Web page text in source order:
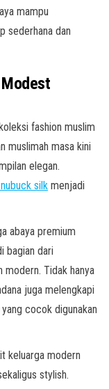
mampu
sederhana dan
Modest
fashion muslim
muslimah masa kini
elegan.
silk menjadi
abaya premium
bagian dari
modern. Tidak hanya
juga melengkapi
cocok digunakan
keluarga modern
stylish.